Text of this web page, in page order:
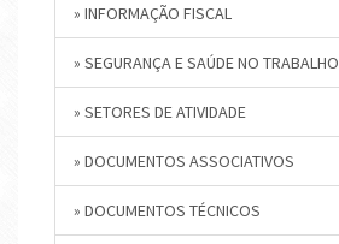
» INFORMAÇÃO FISCAL
» SEGURANÇA E SAÚDE NO TRABALHO
» SETORES DE ATIVIDADE
» DOCUMENTOS ASSOCIATIVOS
» DOCUMENTOS TÉCNICOS